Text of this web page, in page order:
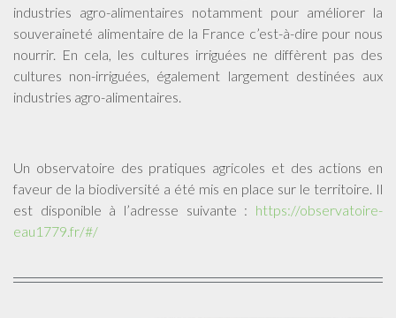
industries agro-alimentaires notamment pour améliorer la
souveraineté alimentaire de la France c’est-à-dire pour nous
nourrir. En cela, les cultures irriguées ne diffèrent pas des
cultures non-irriguées, également largement destinées aux
industries agro-alimentaires.
Un observatoire des pratiques agricoles et des actions en
faveur de la biodiversité a été mis en place sur le territoire. Il
est disponible à l’adresse suivante : https://observatoire-
eau1779.fr/#/